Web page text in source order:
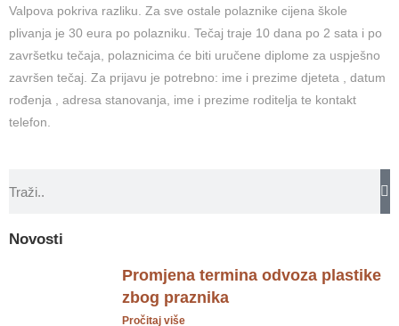
Valpova pokriva razliku. Za sve ostale polaznike cijena škole
plivanja je 30 eura po polazniku. Tečaj traje 10 dana po 2 sata i po
završetku tečaja, polaznicima će biti uručene diplome za uspješno
završen tečaj. Za prijavu je potrebno: ime i prezime djeteta , datum
rođenja , adresa stanovanja, ime i prezime roditelja te kontakt
telefon.
Novosti
Promjena termina odvoza plastike
zbog praznika
Pročitaj više